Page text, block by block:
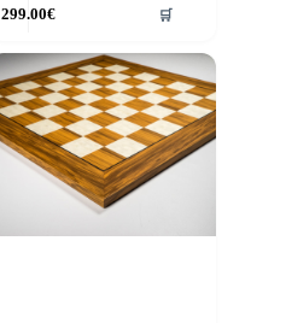
299.00€ 🛒